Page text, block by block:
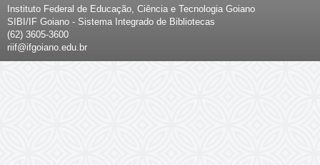
Instituto Federal de Educação, Ciência e Tecnologia Goiano
SIBI/IF Goiano - Sistema Integrado de Bibliotecas
(62) 3605-3600
riif@ifgoiano.edu.br